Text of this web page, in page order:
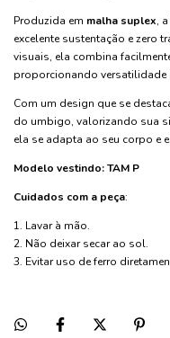
Produzida em malha suplex,
excelente sustentação e zero
visuais, ela combina
proporcionando versatilidade
Com um design que se
do umbigo, valorizando sua
ela se adapta ao seu corpo e
Modelo vestindo: TAM P
Cuidados com a peça:
1. Lavar à mão.
2. Não deixar secar ao sol.
3. Evitar uso de ferro